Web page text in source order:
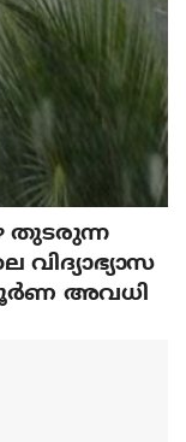
തുടരുന്ന
വിദ്യാഭ്യാസ
അവധി